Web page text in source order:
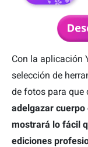
Con la aplicación
selección de
de fotos para que
adelgazar cuerpo
mostrará lo fácil
ediciones